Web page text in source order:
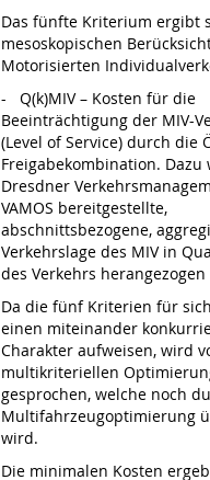
Das fünfte Kriterium ergibt
mesoskopischen
Motorisierten
- Q(k)MIV – Kosten für die
Beeinträchtigung der MIV-
(Level of Service) durch die
Freigabekombination. Dazu
Dresdner
VAMOS bereitgestellte,
abschnittsbezogene,
Verkehrslage des MIV in
des Verkehrs herangezogen
Da die fünf Kriterien für
einen miteinander
Charakter aufweisen, wird
multikriteriellen
gesprochen, welche noch
Multifahrzeugoptimierung
wird.
Die minimalen Kosten